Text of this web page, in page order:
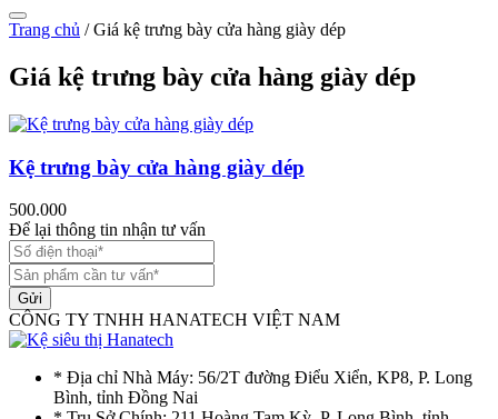
Trang chủ /Giá kệ trưng bày cửa hàng giày dép
Giá kệ trưng bày cửa hàng giày dép
Kệ trưng bày cửa hàng giày dép
500.000
Để lại thông tin nhận tư vấn
Gửi
CÔNG TY TNHH HANATECH VIỆT NAM
* Địa chỉ Nhà Máy: 56/2T đường Điểu Xiển, KP8, P. Long
Bình, tỉnh Đồng Nai